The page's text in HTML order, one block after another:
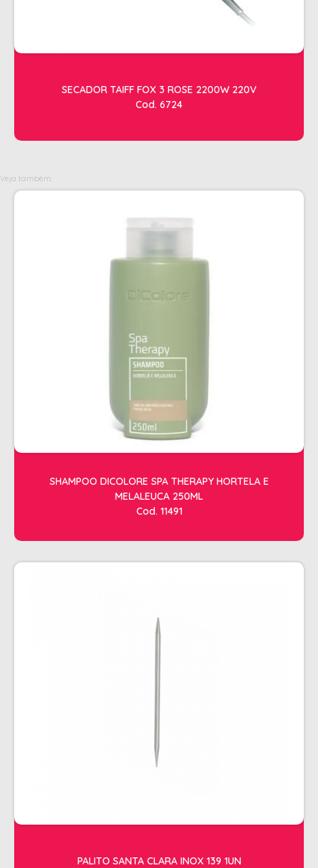
ALCOOL
DETERGENTE ENZIMÁTICO
LUVAS + MASCARAS
LUVAS E SAPATILHAS C/CREME
REMOVEDOR DE TINTURA
ACESSORIOS
ALICATES
CREMES
DESCARTAVEIS
LIXAS
LUVAS E SAPATILHAS C/CREME
CABELELEIRO
POLTRONAS + ACESSORIOS
SECADOR TAIFF FOX 3 ROSE 2200W 220V
Cod. 6724
Veja também:
SHAMPOO DICOLORE SPA THERAPY HORTELA E
MELALEUCA 250ML
Cod. 11491
PALITO SANTA CLARA INOX 139 1UN